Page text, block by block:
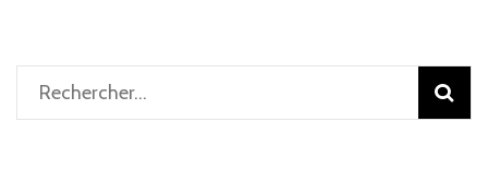
Rechercher :